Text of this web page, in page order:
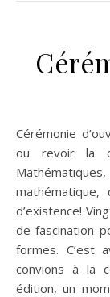
Cérémonie d’ouverture Cérémonie d’ouverture Pour voir
ou revoir la
d’existence!
de fascination
formes. C’est
convions à la
édition, un